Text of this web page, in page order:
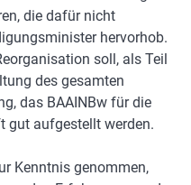
die dafür nicht
hervorhob.
soll, als Teil
des gesamten
das BAAINBw für die
gut aufgestellt werden.
Kenntnis genommen,